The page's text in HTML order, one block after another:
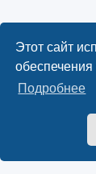
Этот сайт
Подробнее